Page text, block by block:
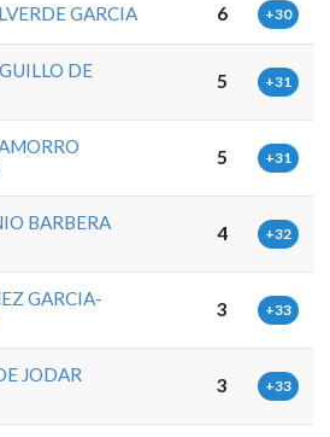
GARCIA 6 +30
DE
5 +31
5 +31
BARBERA
4 +32
GARCIA-
3 +33
JODAR
3 +33